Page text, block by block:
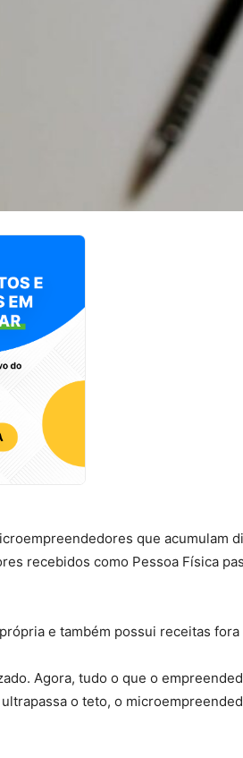
que acumulam
recebidos como Pessoa Física
e também possui receitas fora
Agora, tudo o que o
o teto, o